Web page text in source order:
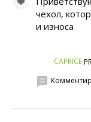
чехол,
и износа
CAPRICE